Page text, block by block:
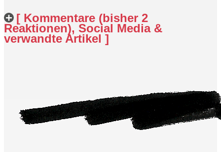
[ Kommentare (bisher 2
Reaktionen), Social Media &
verwandte Artikel ]